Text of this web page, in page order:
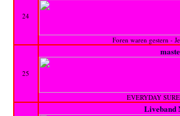
24
Foren waren gestern -
25
EVERYDAY
Liveband